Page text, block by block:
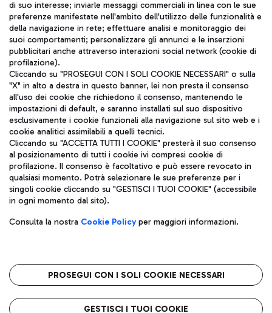
TRAVEL JOURNAL
ITA
Aeroporti di Roma S.p.A. - Società soggetta a direzione e
coordinamento di Mundys S.p.A.
Codice fiscale e Registro delle Imprese di Roma 13032990155 P.
IVA 06572251004
Capitale sociale 62.224.743,00 int. vers.
Sede legale: Via Pier Paolo Racchetti 1 - 00054 Fiumicino (RM)
telefono +39 06 65951
Privacy policy
Note legali
Roma FCO
L'aeroporto stellato
di suo interesse; inviarle messaggi commerciali in linea con le sue
preferenze manifestate nell'ambito dell'utilizzo delle funzionalità e
della navigazione in rete; effettuare analisi e monitoraggio dei
suoi comportamenti; personalizzare gli annunci e le inserzioni
pubblicitari anche attraverso interazioni social network (cookie di
profilazione).
Cliccando su "PROSEGUI CON I SOLI COOKIE NECESSARI" o sulla
"X" in alto a destra in questo banner, lei non presta il consenso
all'uso dei cookie che richiedono il consenso, mantenendo le
impostazioni di default, e saranno installati sul suo dispositivo
esclusivamente i cookie funzionali alla navigazione sul sito web e i
cookie analitici assimilabili a quelli tecnici.
Cliccando su "ACCETTA TUTTI I COOKIE" presterà il suo consenso
al posizionamento di tutti i cookie ivi compresi cookie di
profilazione. Il consenso è facoltativo e può essere revocato in
qualsiasi momento. Potrà selezionare le sue preferenze per i
singoli cookie cliccando su "GESTISCI I TUOI COOKIE" (accessibile
in ogni momento dal sito).
Consulta la nostra Cookie Policyper maggiori informazioni.
PROSEGUI CON I SOLI COOKIE NECESSARI
GESTISCI I TUOI COOKIE